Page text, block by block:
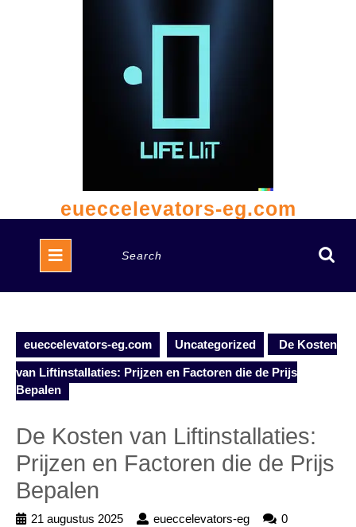
eueccelevators-eg.com
Open
Button
eueccelevators-eg.com Uncategorized De Kosten
van Liftinstallaties: Prijzen en Factoren die de Prijs
Bepalen
De Kosten van Liftinstallaties:
Prijzen en Factoren die de Prijs
Bepalen
21 augustus 2025
21
eueccelevators-eg
eueccelevators-
0